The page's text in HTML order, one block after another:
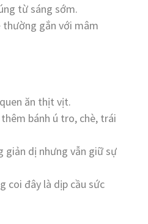
từ sáng sớm.
thường gắn với mâm
ăn thịt vịt.
bánh ú tro, chè, trái
giản dị nhưng vẫn giữ sự
coi đây là dịp cầu sức